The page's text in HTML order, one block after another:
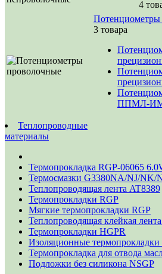
4
3 товара
ППМЛ-
Теплопроводные
материалы
Термопрокладка RGP-06065
Термосмазки G3380NA/NJ/NK/
Теплопроводящая лента AT8389
Термопрокладки RGP
Мягкие термопрокладки RGP
Теплопроводящая клейкая
Термопрокладки HGPR
Изоляционные термопрокладки
Термопрокладка для отвода
Подложки без силикона NSGP